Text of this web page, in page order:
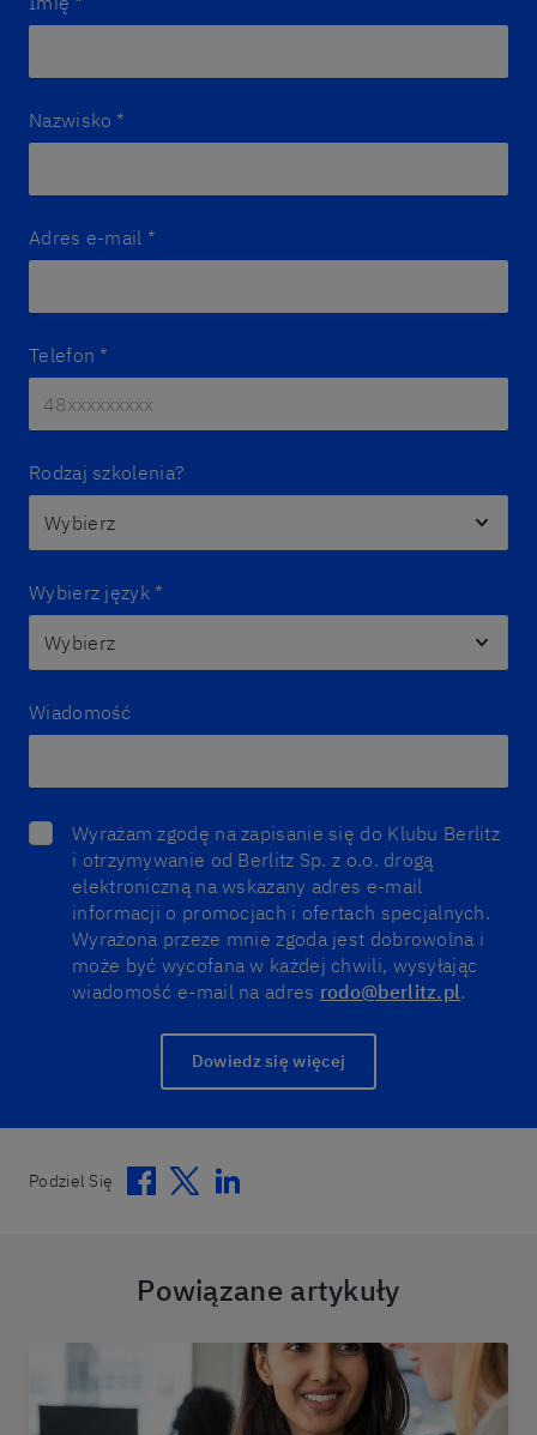
Nazwisko *
Adres e-mail *
Telefon *
Rodzaj szkolenia?
Wybierz język *
Wiadomość
Wyrażam zgodę na zapisanie się do Klubu Berlitz
i otrzymywanie od Berlitz Sp. z o.o. drogą
elektroniczną na wskazany adres e-mail
informacji o promocjach i ofertach specjalnych.
Wyrażona przeze mnie zgoda jest dobrowolna i
może być wycofana w każdej chwili, wysyłając
wiadomość e-mail na adres rodo@berlitz.pl.
Dowiedz się więcej
Podziel Się Facebook
TwitterLinkedin
Powiązane artykuły